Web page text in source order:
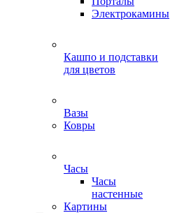
Электрокамины
Кашпо и подставки
для цветов
Вазы
Ковры
Часы
Часы
настенные
Картины